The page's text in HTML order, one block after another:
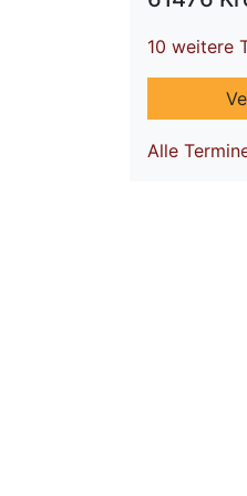
10 weitere
Alle